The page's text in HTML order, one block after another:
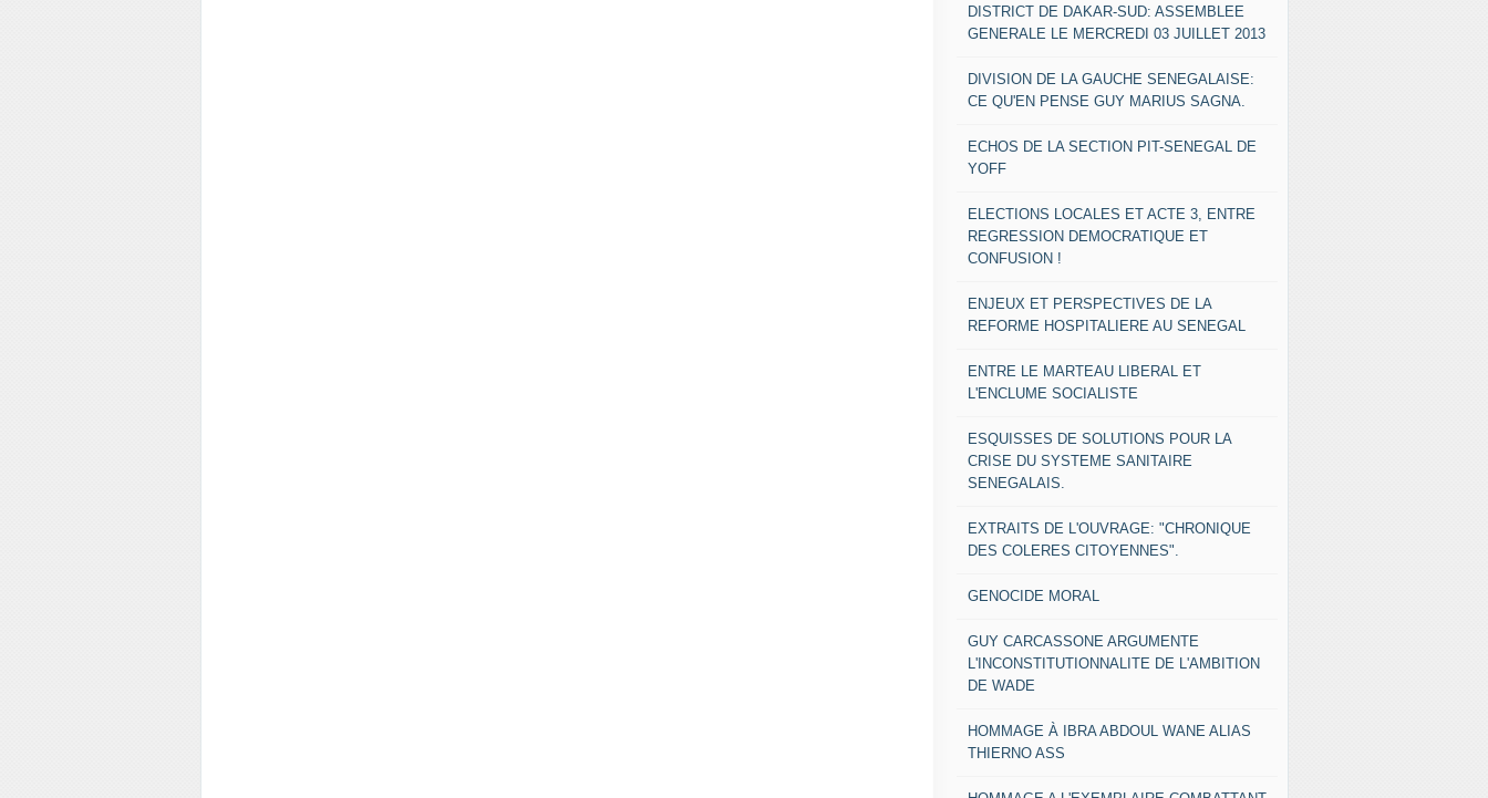
DISTRICT DE DAKAR-SUD: ASSEMBLEE
GENERALE LE MERCREDI 03 JUILLET 2013
DIVISION DE LA GAUCHE SENEGALAISE:
CE QU'EN PENSE GUY MARIUS SAGNA.
ECHOS DE LA SECTION PIT-SENEGAL DE
YOFF
ELECTIONS LOCALES ET ACTE 3, ENTRE
REGRESSION DEMOCRATIQUE ET
CONFUSION !
ENJEUX ET PERSPECTIVES DE LA
REFORME HOSPITALIERE AU SENEGAL
ENTRE LE MARTEAU LIBERAL ET
L'ENCLUME SOCIALISTE
ESQUISSES DE SOLUTIONS POUR LA
CRISE DU SYSTEME SANITAIRE
SENEGALAIS.
EXTRAITS DE L'OUVRAGE: "CHRONIQUE
DES COLERES CITOYENNES".
GENOCIDE MORAL
GUY CARCASSONE ARGUMENTE
L'INCONSTITUTIONNALITE DE L'AMBITION
DE WADE
HOMMAGE À IBRA ABDOUL WANE ALIAS
THIERNO ASS